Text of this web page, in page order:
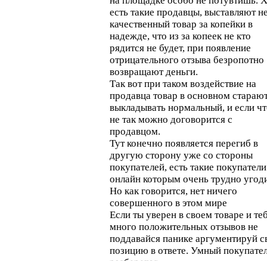
есть такие продавцы, выставляют
качественный товар за копейки в
надежде, что из за копеек не кто
рядится не будет, при появление
отрицательного отзыва безропотно
возвращают деньги.
Так вот при таком воздействие на
продавца товар в основном
выкладывать нормальный, и если
не так можно договорится с
продавцом.
Тут конечно появляется перегиб в
другую сторону уже со стороны
покупателей, есть такие покупатели
онлайн которым очень трудно
Но как говорится, нет ничего
совершенного в этом мире
Если ты уверен в своем товаре и
много положительных отзывов не
поддавайся панике аргументируй
позицию в ответе. Умный